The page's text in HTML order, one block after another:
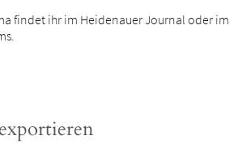
findet ihr im Heidenauer Journal oder im